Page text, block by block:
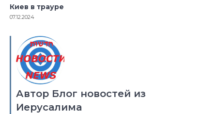
Киев в трауре
07.12.2024
Автор Блог новостей из
Иерусалима